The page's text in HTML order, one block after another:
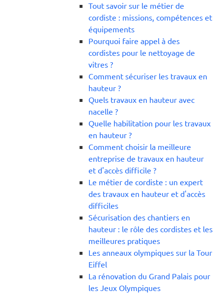
Tout savoir sur le métier de
cordiste : missions, compétences et
équipements
Pourquoi faire appel à des
cordistes pour le nettoyage de
vitres ?
Comment sécuriser les travaux en
hauteur ?
Quels travaux en hauteur avec
nacelle ?
Quelle habilitation pour les travaux
en hauteur ?
Comment choisir la meilleure
entreprise de travaux en hauteur
et d'accès difficile ?
Le métier de cordiste : un expert
des travaux en hauteur et d'accès
difficiles
Sécurisation des chantiers en
hauteur : le rôle des cordistes et les
meilleures pratiques
Les anneaux olympiques sur la Tour
Eiffel
La rénovation du Grand Palais pour
les Jeux Olympiques